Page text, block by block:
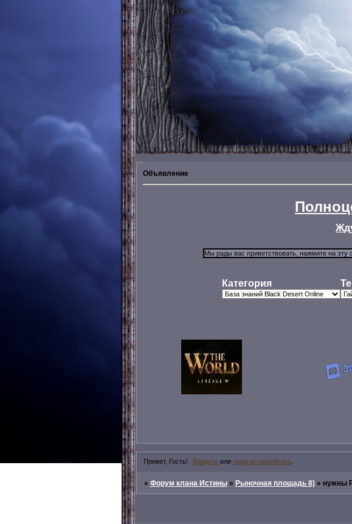
Объявление
Категория
Привет, Гость! Войдите или зарегистрируйтесь
» Форум клана Истины » Рыночная площадь 8) » нужны